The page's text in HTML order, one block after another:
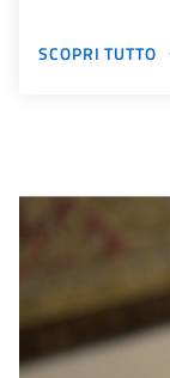
SCOPRI TUTTO